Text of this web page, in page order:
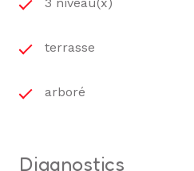
terrasse
arboré
diagnostics